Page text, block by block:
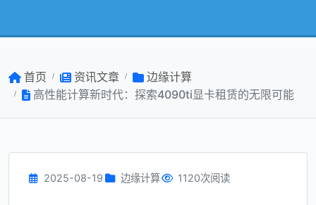
首页 资讯文章
边缘计算
高性能计算新时代：探索4090ti显卡租赁的无限可能
2025-08-19 边缘计算 1120次阅读